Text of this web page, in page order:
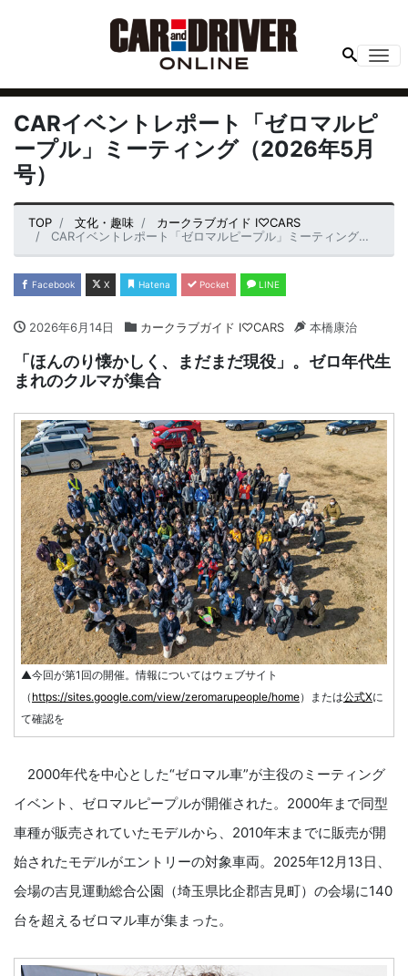
CARイベントレポート「ゼロマルピ
ープル」ミーティング（2026年5月
号）
TOP 文化・趣味
カークラブガイド I♡CARS
CARイベントレポート「ゼロマルピープル」ミーティング（2026年5月号）
Facebook X Hatena Pocket LINE
2026年6月14日 カークラブガイド I♡CARS 本橋康治
「ほんのり懐かしく、まだまだ現役」。ゼロ年代生
まれのクルマが集合
▲今回が第1回の開催。情報についてはウェブサイト
（ https://sites.google.com/view/zeromarupeople/home）または公式Xに
て確認を
2000年代を中心とした“ゼロマル車”が主役のミーティング
イベント、ゼロマルピープルが開催された。2000年まで同型
車種が販売されていたモデルから、2010年末までに販売が開
始されたモデルがエントリーの対象車両。2025年12月13日、
会場の吉見運動総合公園（埼玉県比企郡吉見町）の会場に140
台を超えるゼロマル車が集まった。